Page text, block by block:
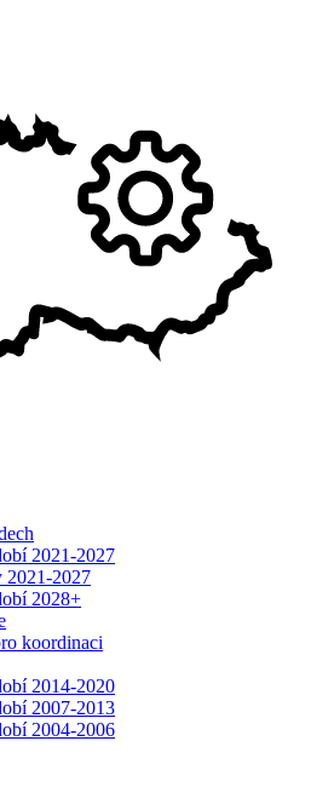
2021-2027
2021-2027
2028+
koordinaci
2014-2020
2007-2013
2004-2006